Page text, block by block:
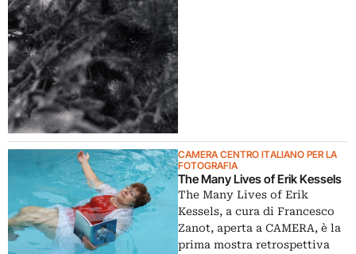
CAMERA CENTRO ITALIANO PER LA
FOTOGRAFIA
The Many Lives of Erik Kessels
The Many Lives of Erik
Kessels, a cura di Francesco
Zanot, aperta a CAMERA, è la
prima mostra retrospettiva